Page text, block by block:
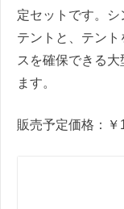
定セットです。
テントと、テン
スを確保できる
ます。
販売予定価格：￥